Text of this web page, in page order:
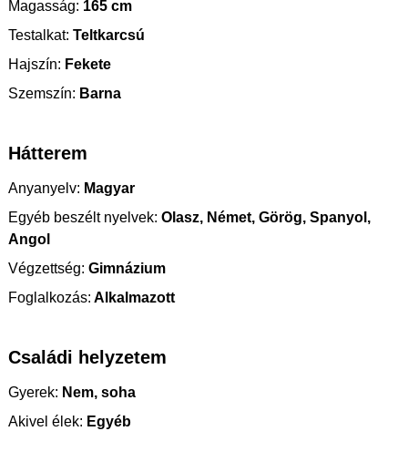
Magasság: 165 cm
Testalkat: Teltkarcsú
Hajszín: Fekete
Szemszín: Barna
Hátterem
Anyanyelv: Magyar
Egyéb beszélt nyelvek: Olasz, Német, Görög, Spanyol,
Angol
Végzettség: Gimnázium
Foglalkozás: Alkalmazott
Családi helyzetem
Gyerek: Nem, soha
Akivel élek: Egyéb